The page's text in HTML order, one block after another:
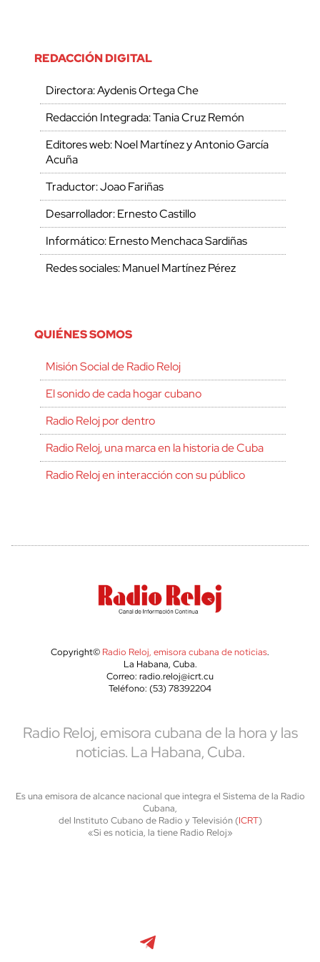
REDACCIÓN DIGITAL
Directora: Aydenis Ortega Che
Redacción Integrada: Tania Cruz Remón
Editores web: Noel Martínez y Antonio García
Acuña
Traductor: Joao Fariñas
Desarrollador: Ernesto Castillo
Informático: Ernesto Menchaca Sardiñas
Redes sociales: Manuel Martínez Pérez
QUIÉNES SOMOS
Misión Social de Radio Reloj
El sonido de cada hogar cubano
Radio Reloj por dentro
Radio Reloj, una marca en la historia de Cuba
Radio Reloj en interacción con su público
Copyright© Radio Reloj, emisora cubana de noticias.
La Habana, Cuba.
Correo: radio.reloj@icrt.cu
Teléfono: (53) 78392204
Radio Reloj, emisora cubana de la hora y las
noticias. La Habana, Cuba.
Es una emisora de alcance nacional que integra el Sistema de la Radio
Cubana,
del Instituto Cubano de Radio y Televisión (ICRT)
«Si es noticia, la tiene Radio Reloj»